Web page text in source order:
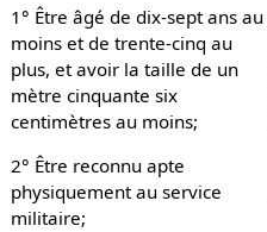
1° Être âgé de dix-sept ans au
moins et de trente-cinq au
plus, et avoir la taille de un
mètre cinquante six
centimètres au moins;
2° Être reconnu apte
physiquement au service
militaire;